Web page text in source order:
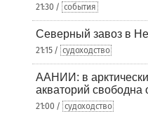
21:30 / события
Северный завоз в
21:15 / судоходство
ААНИИ: в
акваторий свободна
21:00 / судоходство